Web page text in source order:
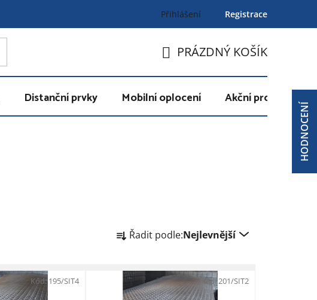
Přihlášení Registrace
KOŠÍK
PRÁZDNÝ KOŠÍK
Distanční prvky Mobilní oplocení Akční produkty
Ř
a
e
n
Řadit podle:Nejlevnější
Kód:195/SIT4 Kód:201/SIT2
HODNOCENÍ